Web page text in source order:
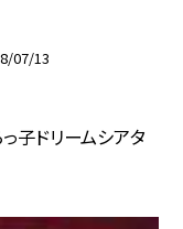
07/13
子ドリームシアタ